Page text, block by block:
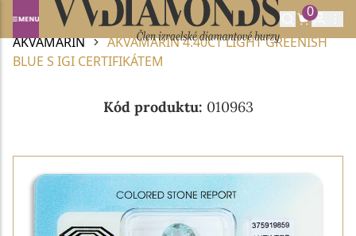
0
Domů
DRAHOKAMY A POLODRAHOKAMY
AKVAMARÍN
AKVAMARÍN 4.40CT LIGHT GREENISH
BLUE S IGI CERTIFIKÁTEM
Kód produktu: 010963